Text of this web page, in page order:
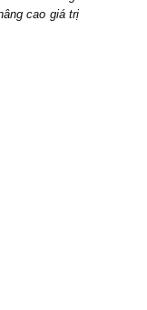
cao giá trị